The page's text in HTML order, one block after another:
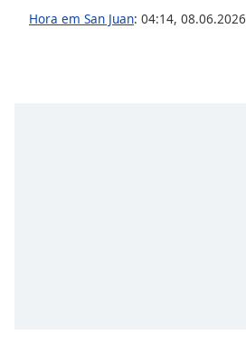
dialog
window.
Hora em San Juan: 04:14, 08.06.2026